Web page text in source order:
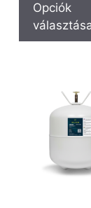
Opciók